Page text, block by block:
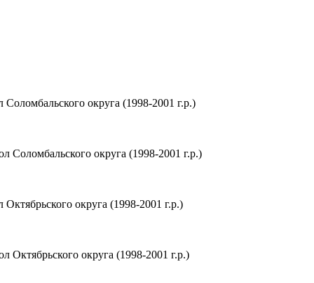
округа (1998-2001 г.р.)
Соломбальского округа (1998-2001 г.р.)
округа (1998-2001 г.р.)
округа (1998-2001 г.р.)